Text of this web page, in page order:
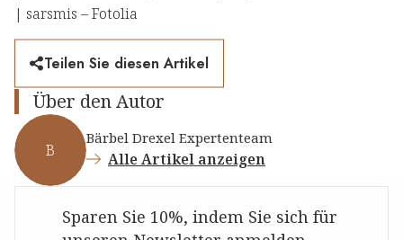
| sarsmis – Fotolia
Teilen Sie diesen Artikel
Über den Autor
B
Bärbel Drexel Expertenteam
Alle Artikel anzeigen
Sparen Sie 10%, indem Sie sich für